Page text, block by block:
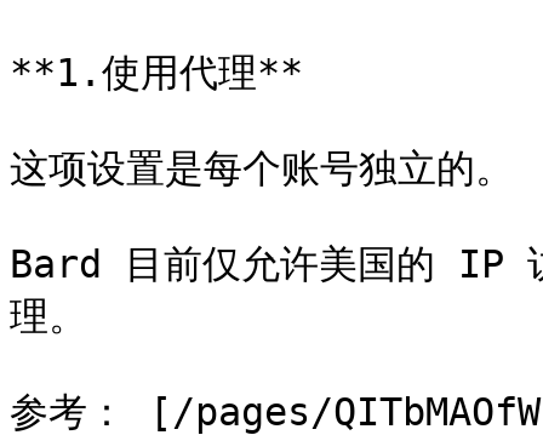
**1.使用代理**
这项设置是每个账号独立的。
Bard 目前仅允许美国的 IP
理。
参考： [/pages/